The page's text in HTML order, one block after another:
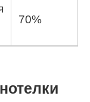
70%